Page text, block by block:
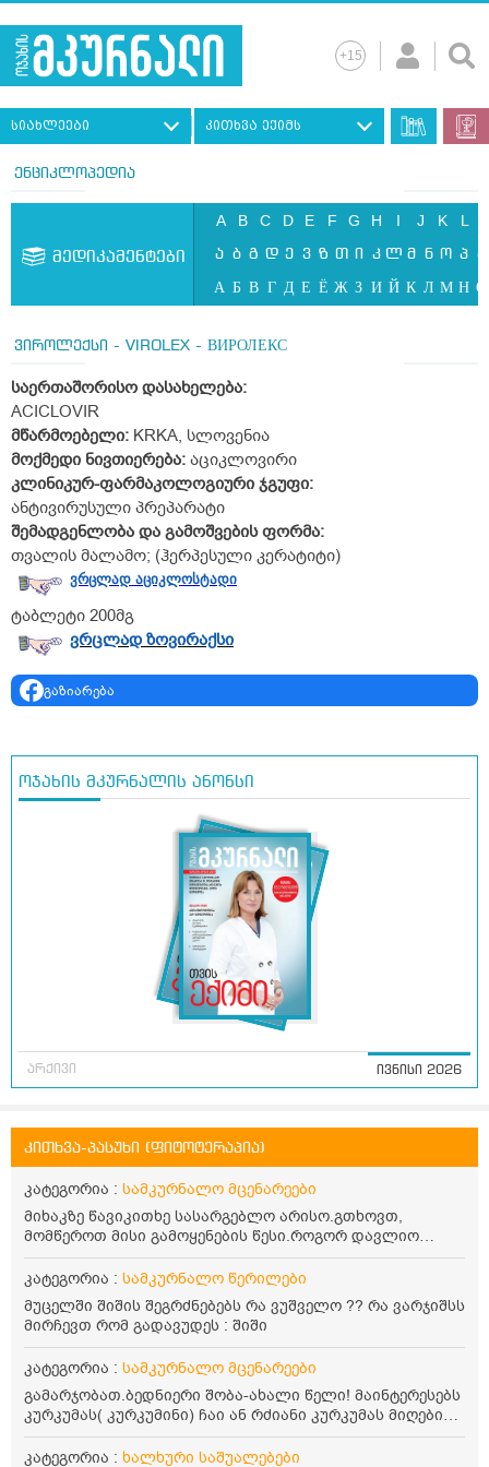
სიახლეები კითხვა ექიმს
ენციკლოპედია
მედიკამენტები
A B C D E F G H I J K L
ა ბ გ დ ე ვ ზ თ ი კ ლ მ ნ ო პ ჟ
А Б В Г Д Е Ё Ж З И Й К Л М Н О
ვიროლექსი - VIROLEX - ВИРОЛЕКС
საერთაშორისოდასახელება:
ACICLOVIR
მწარმოებელი: KRKA, სლოვენია
მოქმედი ნივთიერება: აციკლოვირი
კლინიკურ-ფარმაკოლოგიური ჯგუფი:
ანტივირუსული პრეპარატი
შემადგენლობა და გამოშვებისფორმა:
თვალის მალამო; (ჰერპესული კერატიტი)
ვრცლად აციკლოსტადი
ტაბლეტი 200მგ
ვრცლად ზოვირაქსი
გაზიარება
ოჯახის მკურნალის ანონსი
არქივი ივნისი 2026
კითხვა-პასუხი (ფიტოტერაპია)
კატეგორია : სამკურნალო მცენარეები
მიხაკზე წავიკითხე სასარგებლო არისო.გთხოვთ,
მომწეროთ მისი გამოყენების წესი.როგორ დავლიო
მიხაკის ჩაი. ასევე მაინტერესებს ლეიკოციტები მაქვს
ოდნავ დაბალი და წავიკითხე ლეიკოციტების დონეს
მაღლა წევსო და ასეა?
კატეგორია : სამკურნალო წერილები
მუცელში შიშის შეგრძნებებს რა ვუშველო ?? რა ვარჯიშსს
მირჩევთ რომ გადავუდეს : შიში
კატეგორია : სამკურნალო მცენარეები
გამარჯობათ.ბედნიერი შობა-ახალი წელი! მაინტერესებს
კურკუმას( კურკუმინი) ჩაი ან რძიანი კურკუმას მიღების
წესი. მაინტერესებდა და წავიკითხე ასეთი ინფორმაცია:
კურკუმას გააჩნია ანთების საწინააღმდეგო,
კატეგორია : ხალხური საშუალებები